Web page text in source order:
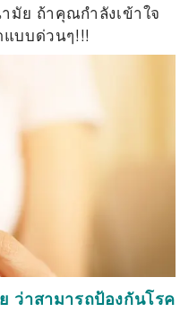
มัย ถ้าคุณกำลังเข้าใจ
บบด่วนๆ!!!
ว่าสามารถป้องกันโรค